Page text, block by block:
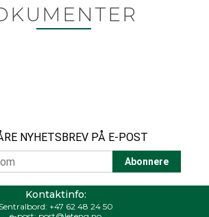
NYHETSBREV PÅ E-POST
Kontaktinfo:
Sentralbord: +47 62 48 24 50